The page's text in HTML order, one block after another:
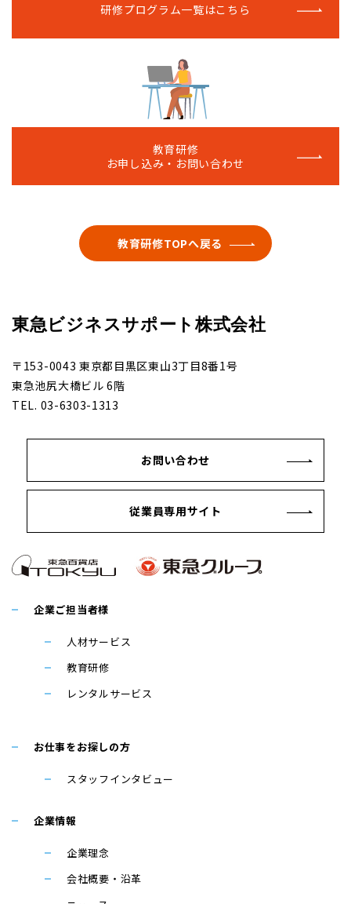
研修プログラム一覧はこちら
教育研修
お申し込み・お問い合わせ
教育研修TOPへ戻る
東急ビジネスサポート株式会社
〒153-0043 東京都目黒区東山3丁目8番1号
東急池尻大橋ビル 6階
TEL. 03-6303-1313
お問い合わせ
従業員専用サイト
企業ご担当者様
人材サービス
教育研修
レンタルサービス
お仕事をお探しの方
スタッフインタビュー
企業情報
企業理念
会社概要・沿革